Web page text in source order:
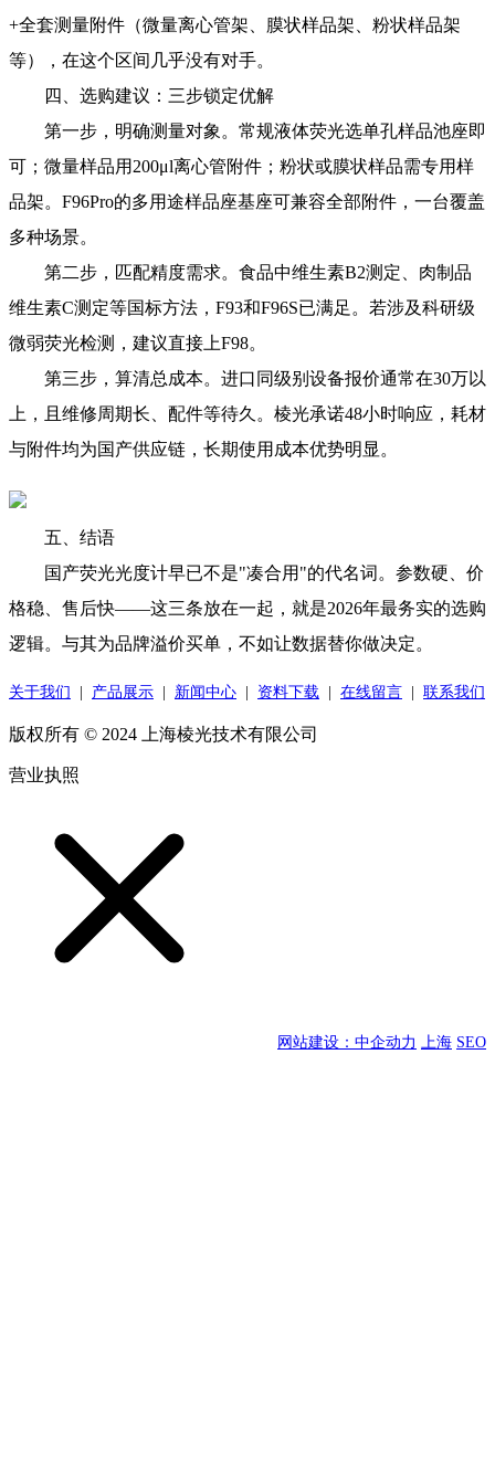
+全套测量附件（微量离心管架、膜状样品架、粉状样品架
等），在这个区间几乎没有对手。
四、选购建议：三步锁定优解
第一步，明确测量对象。常规液体荧光选单孔样品池座即
可；微量样品用200μl离心管附件；粉状或膜状样品需专用样
品架。F96Pro的多用途样品座基座可兼容全部附件，一台覆盖
多种场景。
第二步，匹配精度需求。食品中维生素B2测定、肉制品
维生素C测定等国标方法，F93和F96S已满足。若涉及科研级
微弱荧光检测，建议直接上F98。
第三步，算清总成本。进口同级别设备报价通常在30万以
上，且维修周期长、配件等待久。棱光承诺48小时响应，耗材
与附件均为国产供应链，长期使用成本优势明显。
五、结语
国产荧光光度计早已不是"凑合用"的代名词。参数硬、价
格稳、售后快——这三条放在一起，就是2026年最务实的选购
逻辑。与其为品牌溢价买单，不如让数据替你做决定。
关于我们 产品展示 新闻中心 资料下载 在线留言 联系我们
版权所有 © 2024 上海棱光技术有限公司
营业执照
网站建设：中企动力 上海 SEO